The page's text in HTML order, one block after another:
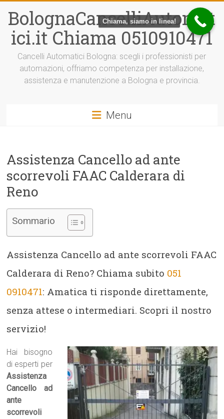
contenuto
BolognaCancelliAutomat
ici.it Chiama 0510910471
Cancelli Automatici Bologna: scegli i professionisti per
automazioni, offriamo competenza per installazione,
assistenza e manutenzione a Bologna e provincia.
Menu
Assistenza Cancello ad ante
scorrevoli FAAC Calderara di
Reno
Sommario
Assistenza Cancello ad ante scorrevoli FAAC
Calderara di Reno? Chiama subito 051
0910471: Amatica ti risponde direttamente,
senza attese o intermediari. Scopri il nostro
servizio!
Hai bisogno
di esperti per
Assistenza
Cancello ad
ante
scorrevoli
Chiama, siamo in linea!